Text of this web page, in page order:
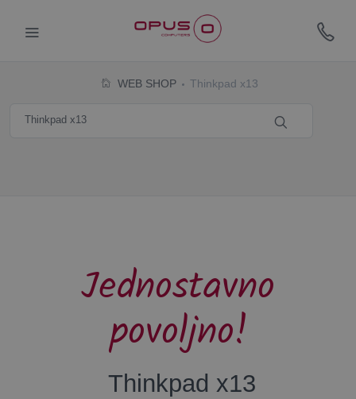
WEB SHOP Thinkpad x13
Jednostavno
povoljno!
Thinkpad x13